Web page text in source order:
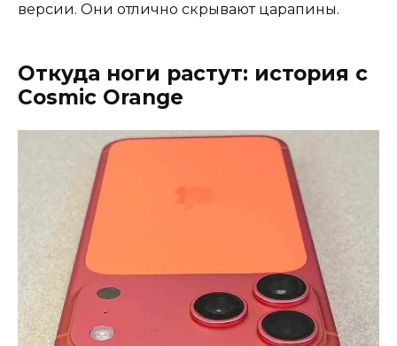
версии. Они отлично скрывают царапины.
Откуда ноги растут: история с
Cosmic Orange